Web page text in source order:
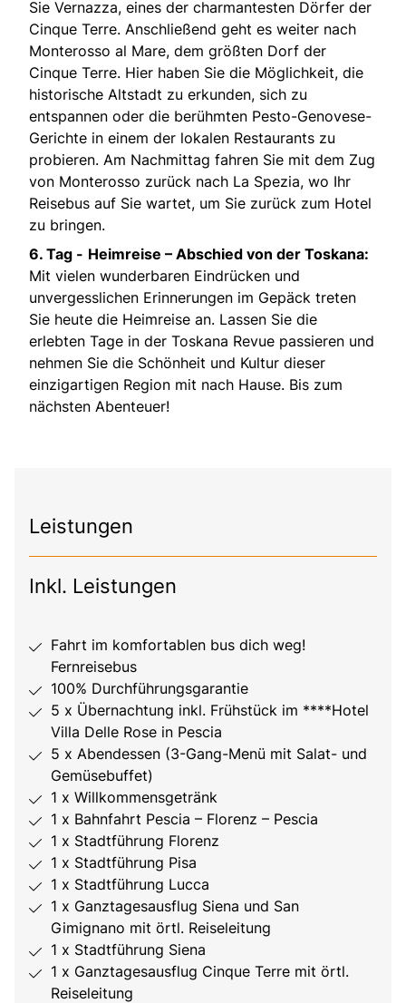
Sie Vernazza, eines der charmantesten Dörfer der
Cinque Terre. Anschließend geht es weiter nach
Monterosso al Mare, dem größten Dorf der
Cinque Terre. Hier haben Sie die Möglichkeit, die
historische Altstadt zu erkunden, sich zu
entspannen oder die berühmten Pesto-Genovese-
Gerichte in einem der lokalen Restaurants zu
probieren. Am Nachmittag fahren Sie mit dem Zug
von Monterosso zurück nach La Spezia, wo Ihr
Reisebus auf Sie wartet, um Sie zurück zum Hotel
zu bringen.
6. Tag - Heimreise – Abschied von der Toskana:
Mit vielen wunderbaren Eindrücken und
unvergesslichen Erinnerungen im Gepäck treten
Sie heute die Heimreise an. Lassen Sie die
erlebten Tage in der Toskana Revue passieren und
nehmen Sie die Schönheit und Kultur dieser
einzigartigen Region mit nach Hause. Bis zum
nächsten Abenteuer!
Leistungen
Inkl. Leistungen
Fahrt im komfortablen bus dich weg!
Fernreisebus
100% Durchführungsgarantie
5 x Übernachtung inkl. Frühstück im ****Hotel
Villa Delle Rose in Pescia
5 x Abendessen (3-Gang-Menü mit Salat- und
Gemüsebuffet)
1 x Willkommensgetränk
1 x Bahnfahrt Pescia – Florenz – Pescia
1 x Stadtführung Florenz
1 x Stadtführung Pisa
1 x Stadtführung Lucca
1 x Ganztagesausflug Siena und San
Gimignano mit örtl. Reiseleitung
1 x Stadtführung Siena
1 x Ganztagesausflug Cinque Terre mit örtl.
Reiseleitung